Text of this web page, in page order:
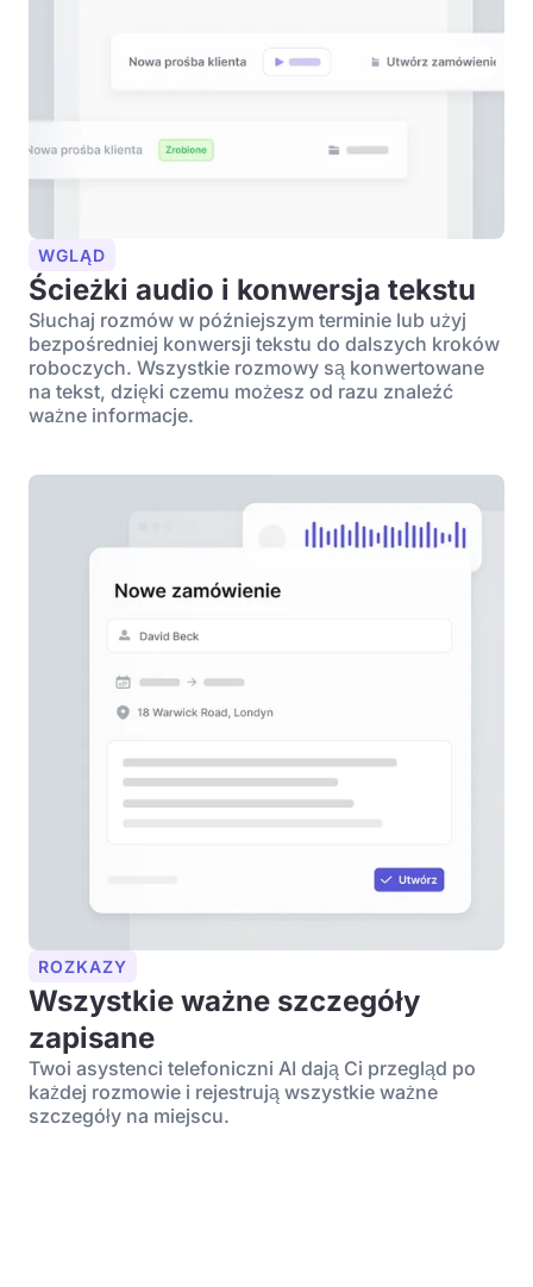
WGLĄD
Ścieżki audio i konwersja tekstu
Słuchaj rozmów w późniejszym terminie lub użyj
bezpośredniej konwersji tekstu do dalszych kroków
roboczych. Wszystkie rozmowy są konwertowane
na tekst, dzięki czemu możesz od razu znaleźć
ważne informacje.
ROZKAZY
Wszystkie ważne szczegóły
zapisane
Twoi asystenci telefoniczni AI dają Ci przegląd po
każdej rozmowie i rejestrują wszystkie ważne
szczegóły na miejscu.